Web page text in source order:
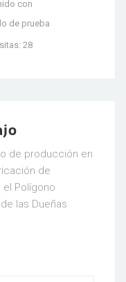
con
de prueba
28
de producción en
de
Polígono
las Dueñas